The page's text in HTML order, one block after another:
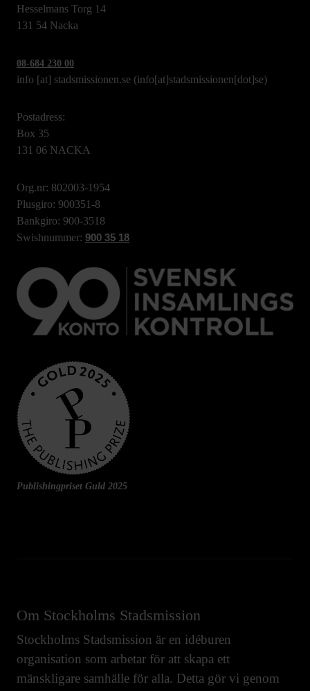
Hesselmans Torg 14
131 54 Nacka
08-684 230 00
info [at] stadsmissionen.se (info[at]stadsmissionen[dot]se)
Postadress:
Box 35
131 06 NACKA
Org.nr: 802003-1954
Plusgiro: 900351-8
Bankgiro: 900-3518
Swishnummer: 900 35 18
Publishingpriset Guld 2025
Om Stockholms Stadsmission
Stockholms Stadsmission är en idéburen
organisation som arbetar för att skapa ett
mänskligare samhälle för alla. Detta gör vi genom